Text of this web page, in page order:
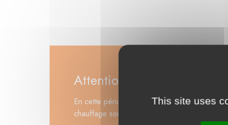
Attention aux arnaques
En cette période de tension sur les
chauffage sont victimes d'usurpation
This site uses